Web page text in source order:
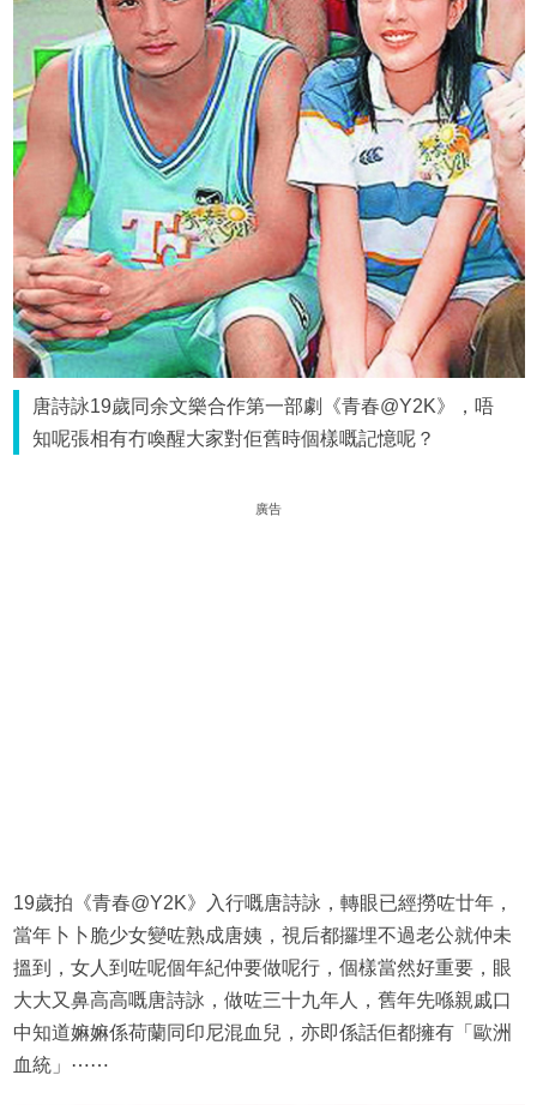
唐詩詠19歲同余文樂合作第一部劇《青春@Y2K》，唔
知呢張相有冇喚醒大家對佢舊時個樣嘅記憶呢？
廣告
19歲拍《青春@Y2K》入行嘅唐詩詠，轉眼已經撈咗廿年，
當年卜卜脆少女變咗熟成唐姨，視后都攞埋不過老公就仲未
搵到，女人到咗呢個年紀仲要做呢行，個樣當然好重要，眼
大大又鼻高高嘅唐詩詠，做咗三十九年人，舊年先喺親戚口
中知道嫲嫲係荷蘭同印尼混血兒，亦即係話佢都擁有「歐洲
血統」⋯⋯